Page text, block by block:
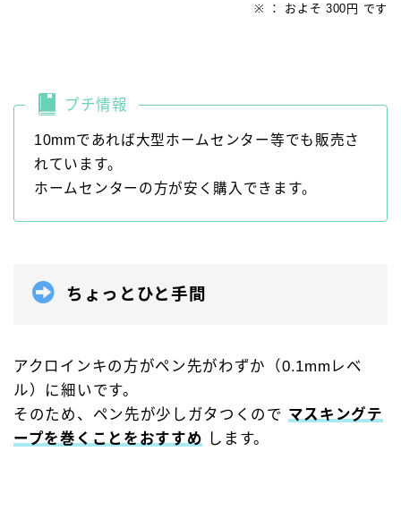
※ ： およそ 300円 です
プチ情報
10mmであれば大型ホームセンター等でも販売さ
れています。
ホームセンターの方が安く購入できます。
ちょっとひと手間
アクロインキの方がペン先がわずか（0.1mmレベ
ル）に細いです。
そのため、ペン先が少しガタつくので マスキングテ
ープを巻くことをおすすめ します。